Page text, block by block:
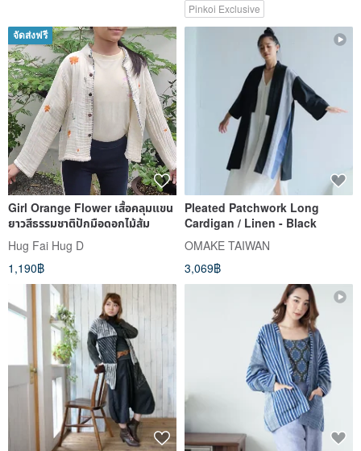
Pinkoi Exclusive
จัดส่งฟรี
Girl Orange Flower เสื้อคลุมแขน
ยาวสีธรรมชาติปักมือดอกไม้ส้ม
Hug Fai Hug D
1,190฿
Pleated Patchwork Long
Cardigan / Linen - Black
OMAKE TAIWAN
3,069฿